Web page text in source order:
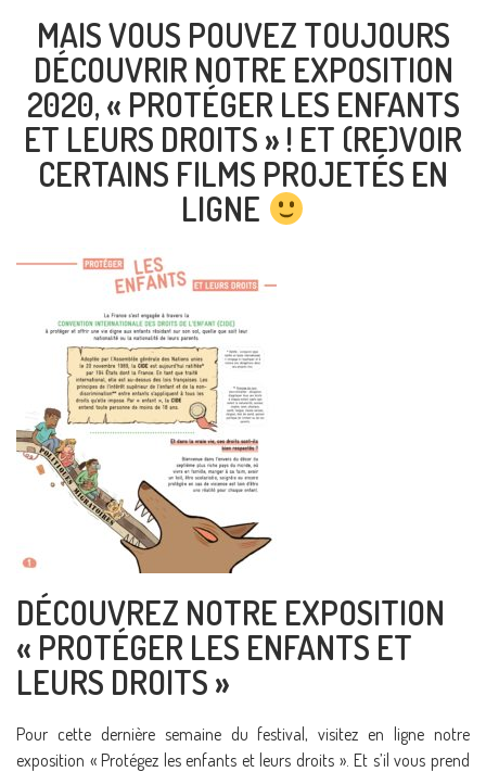
MAIS VOUS POUVEZ TOUJOURS
DÉCOUVRIR NOTRE EXPOSITION
2020, « PROTÉGER LES ENFANTS
ET LEURS DROITS » ! ET (RE)VOIR
CERTAINS FILMS PROJETÉS EN
LIGNE
DÉCOUVREZ NOTRE EXPOSITION
« PROTÉGER LES ENFANTS ET
LEURS DROITS »
Pour cette dernière semaine du festival, visitez en ligne notre
exposition « Protégez les enfants et leurs droits ». Et s’il vous prend